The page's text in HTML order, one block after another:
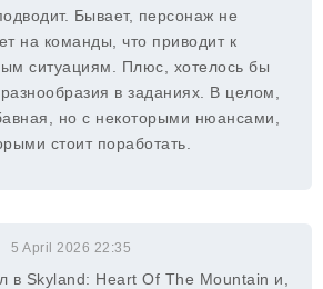
Бывает, персонаж не
на команды, что приводит к
ситуациям. Плюс, хотелось бы
в заданиях. В целом,
но с некоторыми нюансами,
стоит поработать.
5 April 2026 22:35
в Skyland: Heart Of The Mountain и,